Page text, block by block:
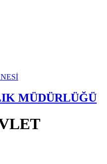
MÜDÜRLÜĞÜ